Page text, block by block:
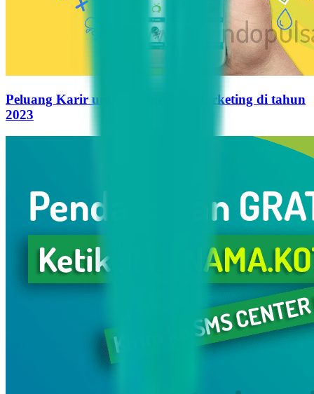
Peluang Karir untuk Influencer Marketing di tahun
2023